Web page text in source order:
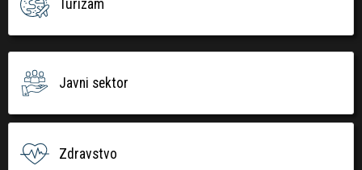
Turizam
Javni sektor
Zdravstvo